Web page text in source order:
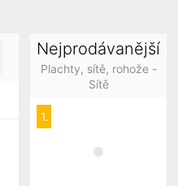
Nejprodávanější
Plachty, sítě, rohože -
Sítě
1.